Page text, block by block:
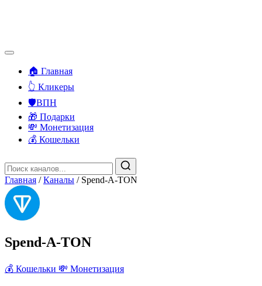
🏠 Главная
👆 Кликеры
🛡️ВПН
🎁 Подарки
💸 Монетизация
💰 Кошельки
Главная / Каналы / Spend-A-TON
Spend-A-TON
💰 Кошельки 💸 Монетизация